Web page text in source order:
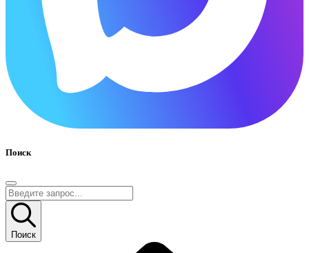
Поиск
Поиск